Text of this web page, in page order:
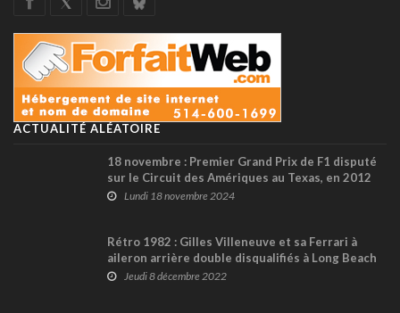
ACTUALITÉ ALÉATOIRE
18 novembre : Premier Grand Prix de F1 disputé
sur le Circuit des Amériques au Texas, en 2012
Lundi 18 novembre 2024
Rétro 1982 : Gilles Villeneuve et sa Ferrari à
aileron arrière double disqualifiés à Long Beach
Jeudi 8 décembre 2022